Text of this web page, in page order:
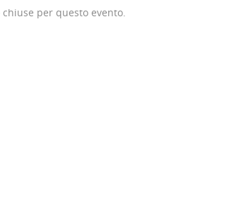
per questo evento.